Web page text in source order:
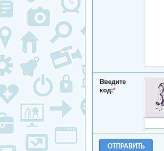
Введите
код:*
ОТПРАВИТЬ